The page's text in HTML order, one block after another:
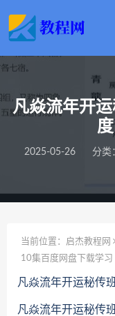
凡焱流年开
2025-05-26 分类
当前位置： 启杰教程网
10集百度网盘下载学习
凡焱流年开运秘传
凡焱流年开运秘传